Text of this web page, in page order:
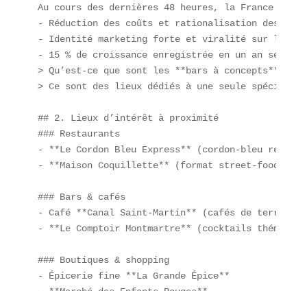
Au cours des dernières 48 heures, la France a
- Réduction des coûts et rationalisation des
- Identité marketing forte et viralité sur les
- 15 % de croissance enregistrée en un an
> Qu’est-ce que sont les **bars à concepts** ?
> Ce sont des lieux dédiés à une seule
## 2. Lieux d’intérêt à proximité
### Restaurants
- **Le Cordon Bleu Express** (cordon-bleu
- **Maison Coquillette** (format street-food)
### Bars & cafés
- Café **Canal Saint-Martin** (cafés de
- **Le Comptoir Montmartre** (cocktails
### Boutiques & shopping
- Épicerie fine **La Grande Épice**